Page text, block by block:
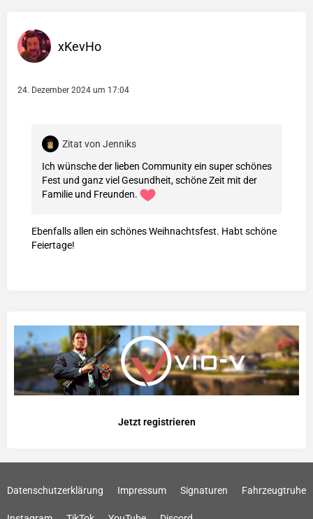
xKevHo
24. Dezember 2024 um 17:04
Zitat von Jenniks
Ich wünsche der lieben Community ein super schönes
Fest und ganz viel Gesundheit, schöne Zeit mit der
Familie und Freunden.
Ebenfalls allen ein schönes Weihnachtsfest. Habt schöne
Feiertage!
Jetzt registrieren
Datenschutzerklärung Impressum Signaturen Fahrzeugtruhe